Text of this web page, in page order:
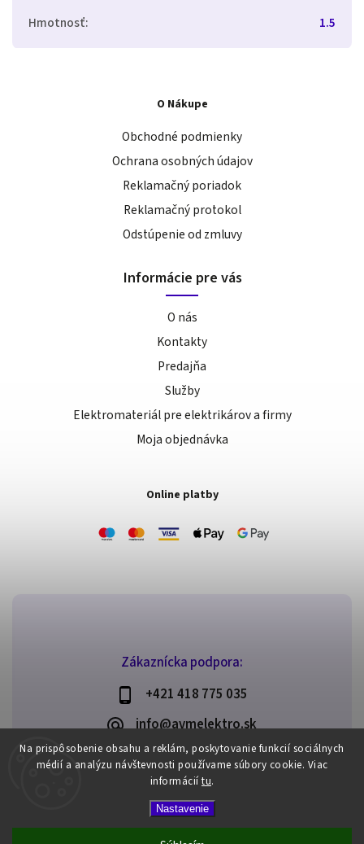
Na prispôsobenie obsahu a reklám, poskytovanie funkcií sociálnych
médií a analýzu návštevnosti používame súbory cookie. Viac
informácií tu.
Nastavenie
Hmotnosť: 1.5
Zákaznícka podpora:
+421 418 775 035
info@avmelektro.sk
O Nákupe
Obchodné podmienky
Ochrana osobných údajov
Reklamačný poriadok
Reklamačný protokol
Odstúpenie od zmluvy
Informácie pre vás
O nás
Kontakty
Predajňa
Služby
Elektromateriál pre elektrikárov a firmy
Moja objednávka
Online platby
AVM elektro. Všetky práva vyhradené.
Upraviť nastavenie cookies
Shoptet | Design